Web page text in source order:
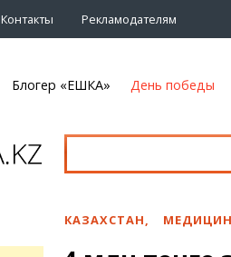
Контакты Рекламодателям
Афиша
Театры
Блогер «ЕШКА» День победы
КАЗАХСТАН,